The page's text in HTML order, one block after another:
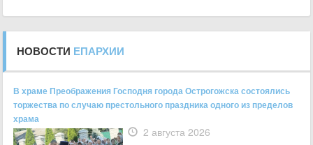
НОВОСТИ ЕПАРХИИ
В храме Преображения Господня города Острогожска состоялись
торжества по случаю престольного праздника одного из пределов
храма
2 августа 2026